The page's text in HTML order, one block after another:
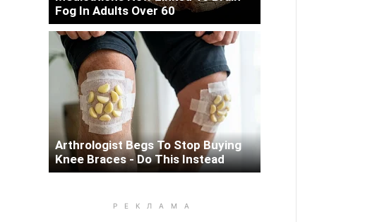
Fog In Adults Over 60
Arthrologist Begs To Stop Buying
Knee Braces - Do This Instead